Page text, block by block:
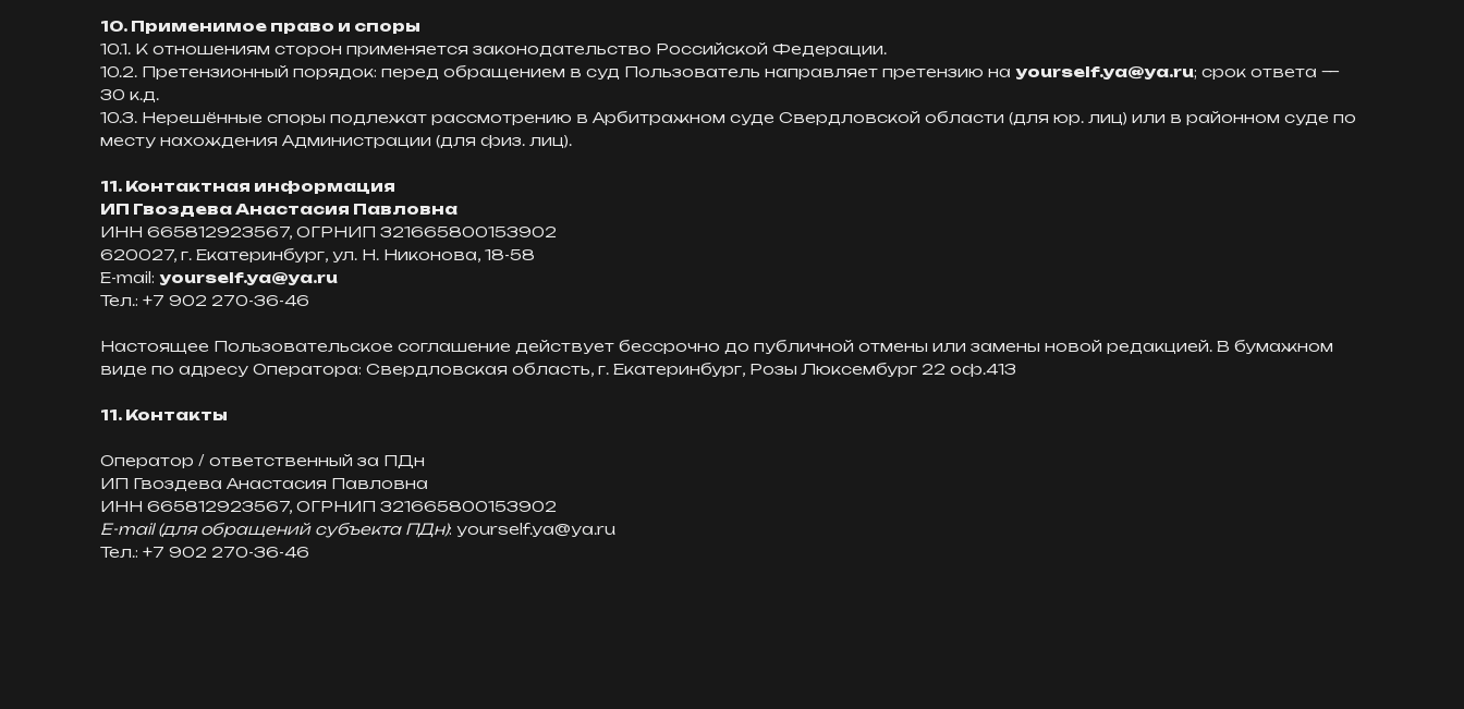
10. Применимое право и споры
10.1. К отношениям сторон применяется законодательство Российской Федерации.
10.2. Претензионный порядок: перед обращением в суд Пользователь направляет претензию на yourself.ya@ya.ru; срок ответа —
30 к.д.
10.3. Нерешённые споры подлежат рассмотрению в Арбитражном суде Свердловской области (для юр. лиц) или в районном суде по
месту нахождения Администрации (для физ. лиц).
11. Контактная информация
ИП Гвоздева Анастасия Павловна
ИНН 665812923567, ОГРНИП 321665800153902
620027, г. Екатеринбург, ул. Н. Никонова, 18-58
E-mail: yourself.ya@ya.ru
Тел.: +7 902 270-36-46
Настоящее Пользовательское соглашение действует бессрочно до публичной отмены или замены новой редакцией. В бумажном
виде по адресу Оператора: Свердловская область, г. Екатеринбург, Розы Люксембург 22 оф.413
11. Контакты
Оператор / ответственный за ПДн
ИП Гвоздева Анастасия Павловна
ИНН 665812923567, ОГРНИП 321665800153902
E-mail (для обращений субъекта ПДн): yourself.ya@ya.ru
Тел.: +7 902 270-36-46